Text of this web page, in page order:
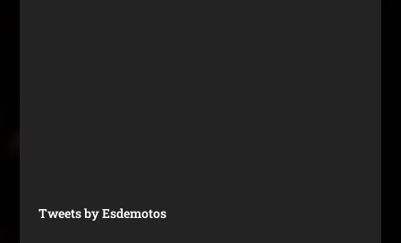
Tweets by Esdemotos